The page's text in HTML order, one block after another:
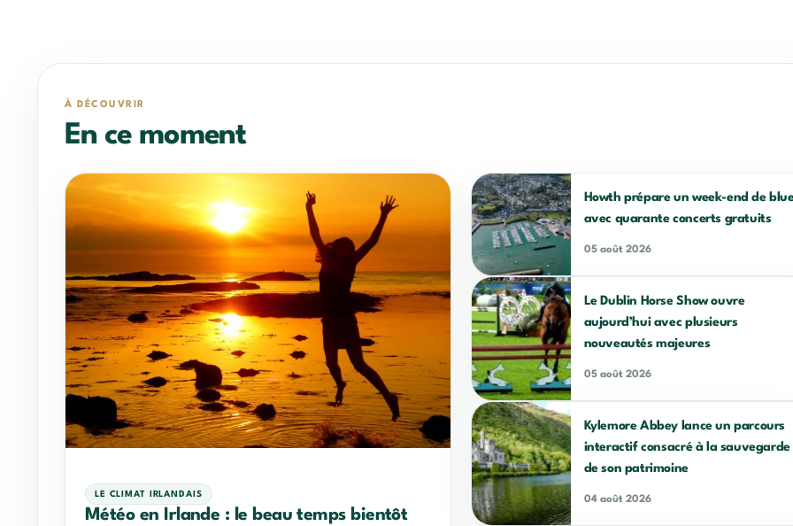
À DÉCOUVRIR
En ce moment
LE CLIMAT IRLANDAIS
Météo en Irlande : le beau temps bientôt
Howth prépare un week-end de
avec quarante concerts gratuits
05 août 2026
Le Dublin Horse Show ouvre
aujourd’hui avec plusieurs
nouveautés majeures
05 août 2026
Kylemore Abbey lance un parcours
interactif consacré à la sauvegarde
de son patrimoine
04 août 2026